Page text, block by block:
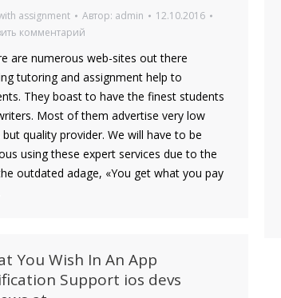
assignment Автор: admin
12.10.2016
комментарий
are numerous web-sites out there
tutoring and assignment help to
They boast to have the finest students
Most of them advertise very low
quality provider. We will have to be
using these expert services due to the
outdated adage, «You get what you pay
You Wish In An App
Support ios devs